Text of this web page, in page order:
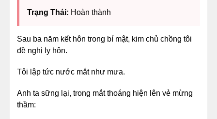
Trạng Thái: Hoàn thành
Sau ba năm kết hôn trong bí mật, kim chủ chồng tôi
đề nghị ly hôn.
Tôi lập tức nước mắt như mưa.
Anh ta sững lại, trong mắt thoáng hiện lên vẻ mừng
thầm: